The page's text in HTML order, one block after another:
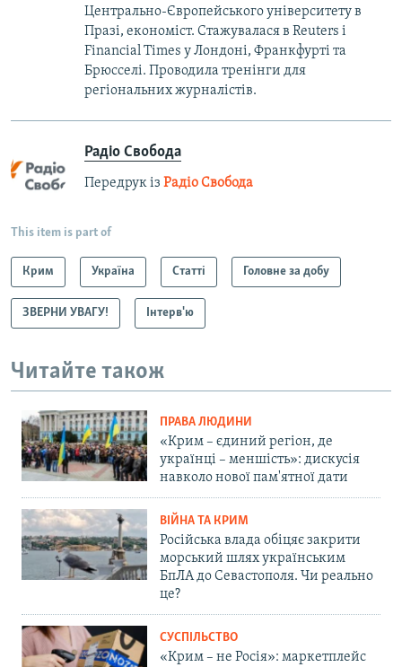
Центрально-Європейського університету в
Празі, економіст. Стажувалася в Reuters і
Financial Times у Лондоні, Франкфурті та
Брюсселі. Проводила тренінги для
регіональних журналістів.
Радіо Свобода
Передрук із Радіо Свобода
This item is part of
Крим Україна Статті Головне за добу
ЗВЕРНИ УВАГУ! Інтерв'ю
Читайте також
ПРАВА ЛЮДИНИ
«Крим – єдиний регіон, де
українці – меншість»: дискусія
навколо нової пам'ятної дати
ВІЙНА ТА КРИМ
Російська влада обіцяє закрити
морський шлях українським
БпЛА до Севастополя. Чи реально
це?
СУСПІЛЬСТВО
«Крим – не Росія»: маркетплейс